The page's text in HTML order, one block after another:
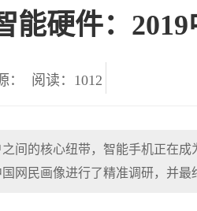
硬件：2019
： 阅读：1012
间的核心纽带，智能手机正在
网民画像进行了精准调研，并最